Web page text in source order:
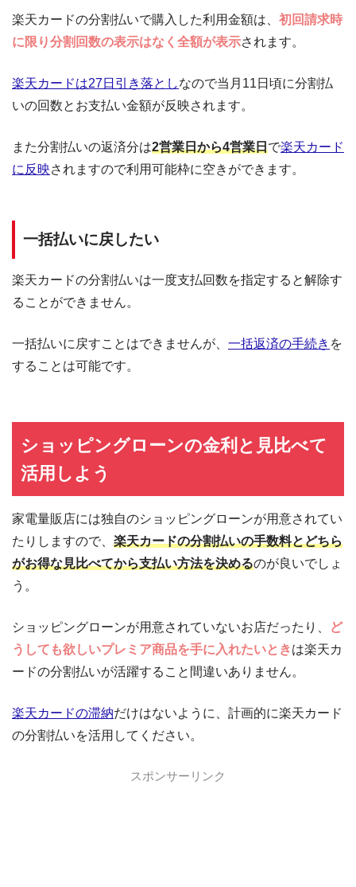
楽天カードの分割払いで購入した利用金額は、 初回請求時
に限り分割回数の表示はなく全額が表示されます。
楽天カードは27日引き落としなので当月11日頃に分割払
いの回数とお支払い金額が反映されます。
また分割払いの返済分は2営業日から4営業日で楽天カード
に反映されますので利用可能枠に空きができます。
一括払いに戻したい
楽天カードの分割払いは一度支払回数を指定すると解除す
ることができません。
一括払いに戻すことはできませんが、 一括返済の手続き を
することは可能です。
ショッピングローンの金利と見比べて
活用しよう
家電量販店には独自のショッピングローンが用意されてい
たりしますので、 楽天カードの分割払いの手数料とどちら
がお得な見比べてから支払い方法を決めるのが良いでしょ
う。
ショッピングローンが用意されていないお店だったり、
ど
うしても欲しいプレミア商品を手に入れたいとき は楽天カ
ードの分割払いが活躍すること間違いありません。
楽天カードの滞納だけはないように、計画的に楽天カード
の分割払いを活用してください。
スポンサーリンク